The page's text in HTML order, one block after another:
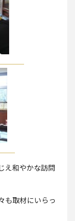
え和やかな訪問
も取材にいらっ